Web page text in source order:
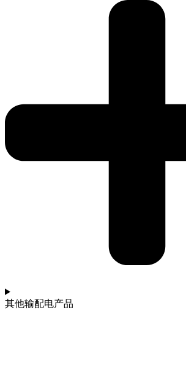
其他输配电产品